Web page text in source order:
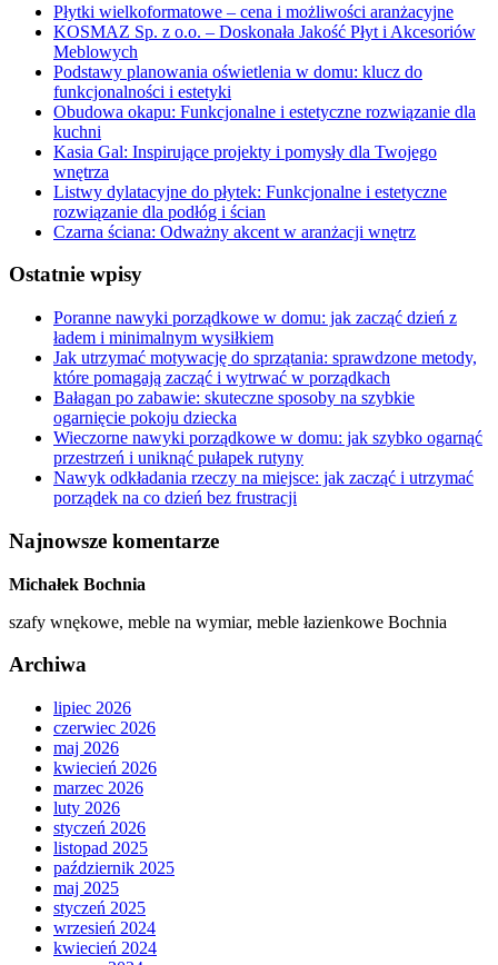
Płytki wielkoformatowe – cena i możliwości aranżacyjne
KOSMAZ Sp. z o.o. – Doskonała Jakość Płyt i Akcesoriów
Meblowych
Podstawy planowania oświetlenia w domu: klucz do
funkcjonalności i estetyki
Obudowa okapu: Funkcjonalne i estetyczne rozwiązanie dla
kuchni
Kasia Gal: Inspirujące projekty i pomysły dla Twojego
wnętrza
Listwy dylatacyjne do płytek: Funkcjonalne i estetyczne
rozwiązanie dla podłóg i ścian
Czarna ściana: Odważny akcent w aranżacji wnętrz
Ostatnie wpisy
Poranne nawyki porządkowe w domu: jak zacząć dzień z
ładem i minimalnym wysiłkiem
Jak utrzymać motywację do sprzątania: sprawdzone metody,
które pomagają zacząć i wytrwać w porządkach
Bałagan po zabawie: skuteczne sposoby na szybkie
ogarnięcie pokoju dziecka
Wieczorne nawyki porządkowe w domu: jak szybko ogarnąć
przestrzeń i uniknąć pułapek rutyny
Nawyk odkładania rzeczy na miejsce: jak zacząć i utrzymać
porządek na co dzień bez frustracji
Najnowsze komentarze
Michałek Bochnia
szafy wnękowe, meble na wymiar, meble łazienkowe Bochnia
Archiwa
lipiec 2026
czerwiec 2026
maj 2026
kwiecień 2026
marzec 2026
luty 2026
styczeń 2026
listopad 2025
październik 2025
maj 2025
styczeń 2025
wrzesień 2024
kwiecień 2024